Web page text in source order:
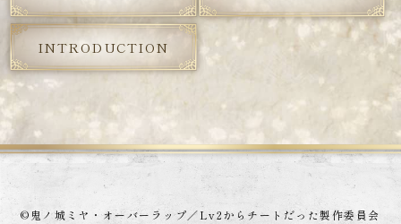
INTRODUCTION
©鬼ノ城ミヤ・オーバーラップ／Lv2からチートだった製作委員会